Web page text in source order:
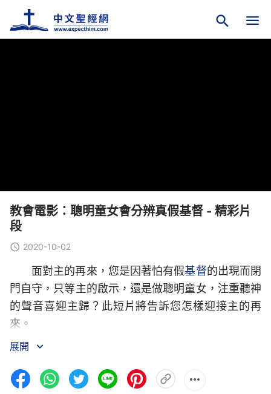
教會電影：聰明童女會分辨真假基督 - 精彩片
段
2020-10-02
面對主的再來，您是因著怕有假基督的出現而閉
門自守，只等主的啟示，還是做聰明童女，注重聽神
的聲音喜迎主歸？此短片將告訴您怎樣迎接主的再
來。
展開